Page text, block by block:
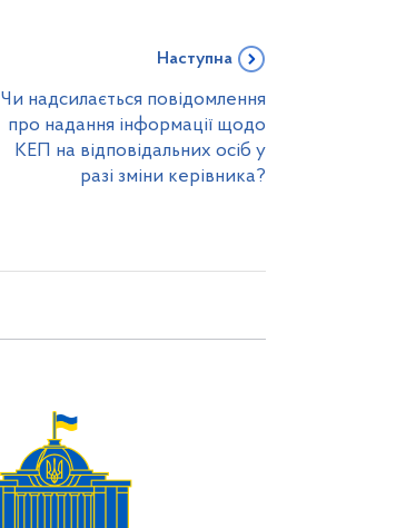
Наступна
Чи надсилається повідомлення
про надання інформації щодо
КЕП на відповідальних осіб у
разі зміни керівника?